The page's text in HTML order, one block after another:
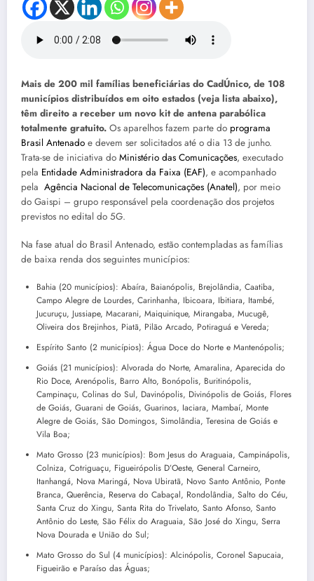
Mais de 200 mil famílias beneficiárias do CadÚnico, de 108
municípios distribuídos em oito estados (veja lista abaixo),
têm direito a receber um novo kit de antena parabólica
totalmente gratuito. Os aparelhos fazem parte do programa
Brasil Antenado e devem ser solicitados até o dia 13 de junho.
Trata-se de iniciativa do Ministério das Comunicações, executado
pela Entidade Administradora da Faixa (EAF), e acompanhado
pela Agência Nacional de Telecomunicações (Anatel), por meio
do Gaispi – grupo responsável pela coordenação dos projetos
previstos no edital do 5G.
Na fase atual do Brasil Antenado, estão contempladas as famílias
de baixa renda dos seguintes municípios:
Bahia (20 municípios): Abaíra, Baianópolis, Brejolândia, Caatiba,
Campo Alegre de Lourdes, Carinhanha, Ibicoara, Ibitiara, Itambé,
Jucuruçu, Jussiape, Macarani, Maiquinique, Mirangaba, Mucugê,
Oliveira dos Brejinhos, Piatã, Pilão Arcado, Potiraguá e Vereda;
Espírito Santo (2 municípios): Água Doce do Norte e Mantenópolis;
Goiás (21 municípios): Alvorada do Norte, Amaralina, Aparecida do
Rio Doce, Arenópolis, Barro Alto, Bonópolis, Buritinópolis,
Campinaçu, Colinas do Sul, Davinópolis, Divinópolis de Goiás, Flores
de Goiás, Guarani de Goiás, Guarinos, Iaciara, Mambaí, Monte
Alegre de Goiás, São Domingos, Simolândia, Teresina de Goiás e
Vila Boa;
Mato Grosso (23 municípios): Bom Jesus do Araguaia, Campinápolis,
Colniza, Cotriguaçu, Figueirópolis D’Oeste, General Carneiro,
Itanhangá, Nova Maringá, Nova Ubiratã, Novo Santo Antônio, Ponte
Branca, Querência, Reserva do Cabaçal, Rondolândia, Salto do Céu,
Santa Cruz do Xingu, Santa Rita do Trivelato, Santo Afonso, Santo
Antônio do Leste, São Félix do Araguaia, São José do Xingu, Serra
Nova Dourada e União do Sul;
Mato Grosso do Sul (4 municípios): Alcinópolis, Coronel Sapucaia,
Figueirão e Paraíso das Águas;